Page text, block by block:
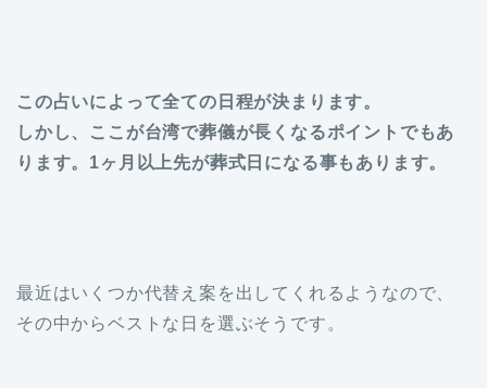
この占いによって全ての日程が決まります。
しかし、ここが台湾で葬儀が長くなるポイントでもあ
ります。1ヶ月以上先が葬式日になる事もあります。
最近はいくつか代替え案を出してくれるようなので、
その中からベストな日を選ぶそうです。